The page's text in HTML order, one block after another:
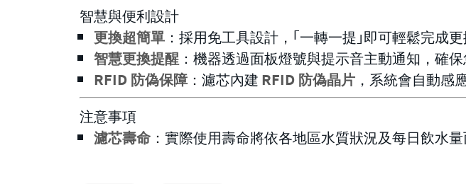
智慧與便利設計
更換超簡單 ：採用免工具設計，「一轉一提」即可輕鬆完成
智慧更換提醒：機器透過面板燈號與提示音主動通知，確保
RFID 防偽保障 ：濾芯內建RFID 防偽晶片 ，系統會自動感
注意事項
濾芯壽命 ：實際使用壽命將依各地區水質狀況及每日飲水量